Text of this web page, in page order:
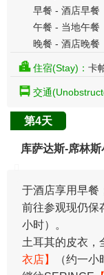
早餐 - 酒店早餐
午餐 - 当地午餐
晚餐 - 酒店晚餐
住宿(Stay)： 卡
交通
第4天
库萨达斯-席林
于酒店享用早餐
前往参观现仍保
小时）。
土耳其的皮衣，
衣店】
（约一小